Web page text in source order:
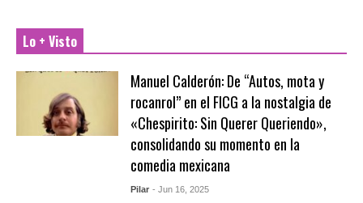
Lo + Visto
Manuel Calderón: De “Autos, mota y
rocanrol” en el FICG a la nostalgia de
«Chespirito: Sin Querer Queriendo»,
consolidando su momento en la
comedia mexicana
Pilar - Jun 16, 2025